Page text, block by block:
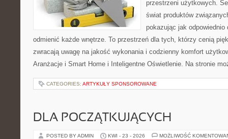
przestrzeni użytkowych.
świat produktów
pokazując jak odpowiednio
odmienić każde wnętrze. To przestrzeń dla tych, którzy cenią
zwracają uwagę na jakość wykonania i codzienny komfort
Aranżacje i Smart Home i Inteligentne Oświetlenie. Na stronie
CATEGORIES: ARTYKUŁY SPONSOROWANE
DLA POCZĄTKUJĄCYCH
POSTED BY ADMIN KWI - 23 - 2026 MOŻLIWOŚĆ